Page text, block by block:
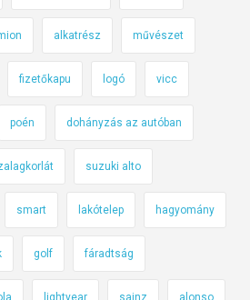
alkatrész művészet
fizetőkapu logó vicc
poén dohányzás az autóban
suzuki alto
smart lakótelep hagyomány
golf fáradtság
lightyear sainz alonso